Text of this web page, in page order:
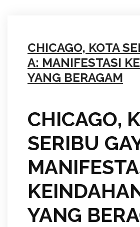
CHICAGO, KOTA
A: MANIFESTASI
YANG BERAGAM
CHICAGO,
SERIBU
YANG